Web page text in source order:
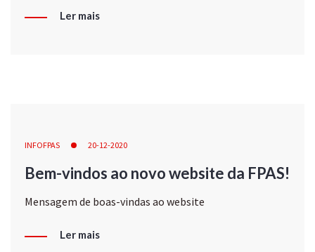
Ler mais
INFOFPAS 20-12-2020
Bem-vindos ao novo website da FPAS!
Mensagem de boas-vindas ao website
Ler mais